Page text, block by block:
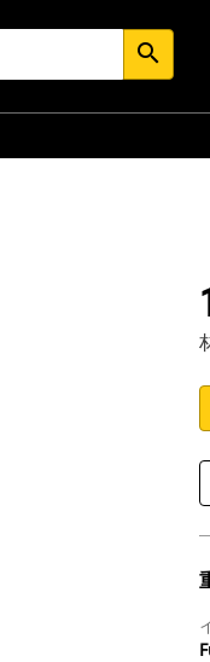
search